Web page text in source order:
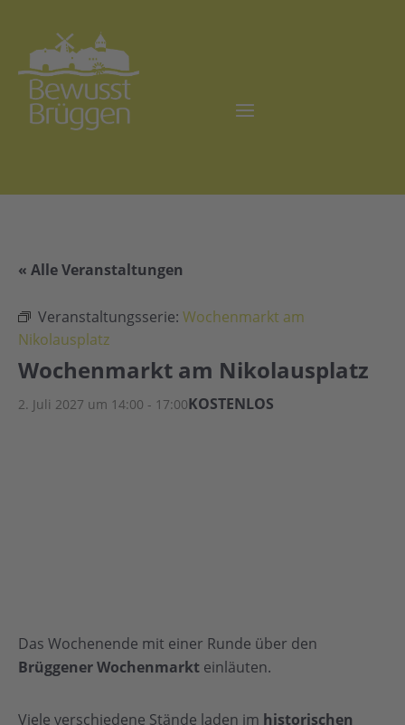
« Alle Veranstaltungen
Veranstaltungsserie: Wochenmarkt am
Nikolausplatz
Wochenmarkt am Nikolausplatz
2. Juli 2027 um 14:00 - 17:00KOSTENLOS
Das Wochenende mit einer Runde über den
Brüggener Wochenmarkt einläuten.
Viele verschiedene Stände laden im historischen